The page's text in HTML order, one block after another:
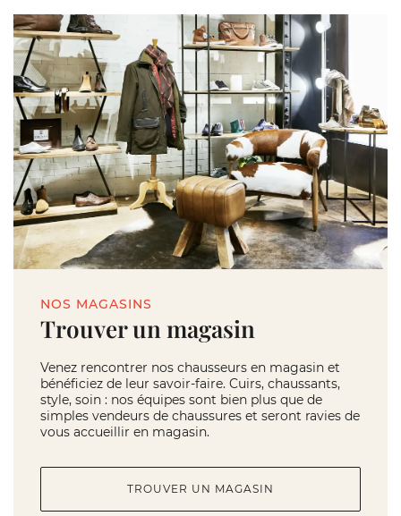
NOS MAGASINS
Trouver un magasin
Venez rencontrer nos chausseurs en magasin et
bénéficiez de leur savoir-faire. Cuirs, chaussants,
style, soin : nos équipes sont bien plus que de
simples vendeurs de chaussures et seront ravies de
vous accueillir en magasin.
TROUVER UN MAGASIN